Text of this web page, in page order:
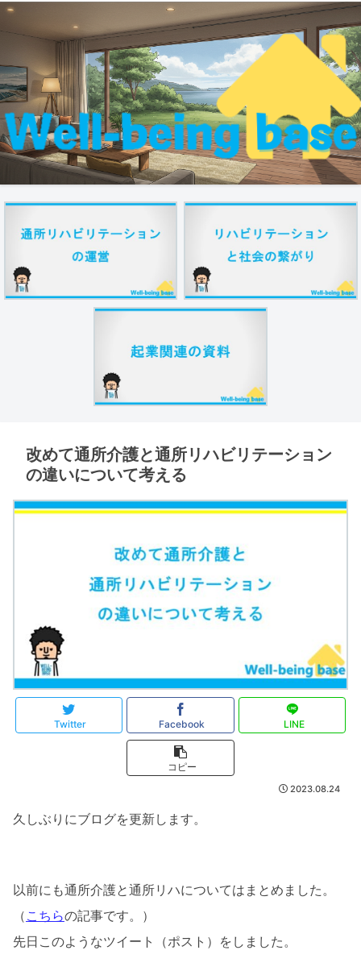
改めて通所介護と通所リハビリテーション
の違いについて考える
Twitter Facebook LINE
コピー
2023.08.24
久しぶりにブログを更新します。
以前にも通所介護と通所リハについてはまとめました。
（ こちらの記事です。）
先日このようなツイート（ポスト）をしました。